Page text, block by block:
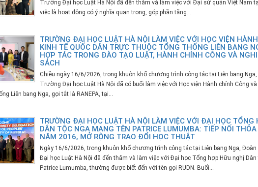
Trường Đại học Luật Hà Nội đã đến thăm và làm việc với Đại sứ quán Việt Nam
việc là hoạt động có ý nghĩa quan trọng, góp phần tăng...
TRƯỜNG ĐẠI HỌC LUẬT HÀ NỘI LÀM VIỆC VỚI HỌC VIỆN
KINH TẾ QUỐC DÂN TRỰC THUỘC TỔNG THỐNG LIÊN BANG
HỢP TÁC TRONG ĐÀO TẠO LUẬT, HÀNH CHÍNH CÔNG VÀ
SÁCH
Chiều ngày 16/6/2026, trong khuôn khổ chương trình công tác tại Liên bang
Trường Đại học Luật Hà Nội đã có buổi làm việc với Học viện Hành chính Công
Liên bang Nga, gọi tắt là RANEPA, tại...
TRƯỜNG ĐẠI HỌC LUẬT HÀ NỘI LÀM VIỆC VỚI ĐẠI HỌC TỔNG
DÂN TỘC NGA MANG TÊN PATRICE LUMUMBA: TIẾP NỐI
NĂM 2016, MỞ RỘNG TRAO ĐỔI HỌC THUẬT
Ngày 16/6/2026, trong khuôn khổ chương trình công tác tại Liên bang Nga,
Đại học Luật Hà Nội đã đến thăm và làm việc với Đại học Tổng hợp Hữu nghị
Patrice Lumumba, thường được biết đến với tên gọi RUDN. Buổi...